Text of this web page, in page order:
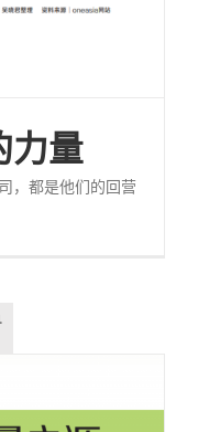
力量
，都是他们的回营